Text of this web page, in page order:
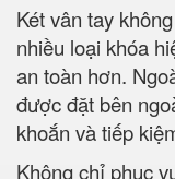
Két vân tay
nhiều loại khóa
an toàn hơn.
được đặt bên
khoắn và tiếp
Không chỉ phục